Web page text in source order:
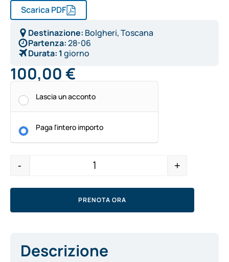
Scarica PDF
Destinazione: Bolgheri, Toscana
Partenza:28-06
Durata: 1 giorno
100,00€
Lascia un acconto
Paga l'intero importo
- +
PRENOTA ORA
Descrizione